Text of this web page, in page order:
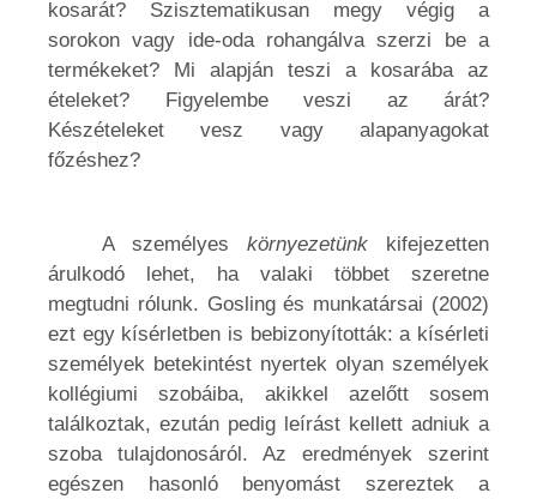
kosarát? Szisztematikusan megy végig a
sorokon vagy ide-oda rohangálva szerzi be a
termékeket? Mi alapján teszi a kosarába az
ételeket? Figyelembe veszi az árát?
Készételeket vesz vagy alapanyagokat
főzéshez?
A személyes környezetünk kifejezetten
árulkodó lehet, ha valaki többet szeretne
megtudni rólunk. Gosling és munkatársai (2002)
ezt egy kísérletben is bebizonyították: a kísérleti
személyek betekintést nyertek olyan személyek
kollégiumi szobáiba, akikkel azelőtt sosem
találkoztak, ezután pedig leírást kellett adniuk a
szoba tulajdonosáról. Az eredmények szerint
egészen hasonló benyomást szereztek a